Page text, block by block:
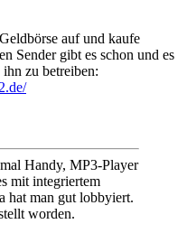
auf und kaufe
Sender gibt es schon und es
zu betreiben:
Handy, MP3-Player
mit integriertem
hat man gut lobbyiert.
worden.